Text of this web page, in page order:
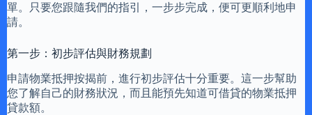
單。只要您跟隨我們的指引，一步步完成，便可更順利地申
請。
第一步：初步評估與財務規劃
申請物業抵押按揭前，進行初步評估十分重要。這一步幫助
您了解自己的財務狀況，而且能預先知道可借貸的物業抵押
貸款額。